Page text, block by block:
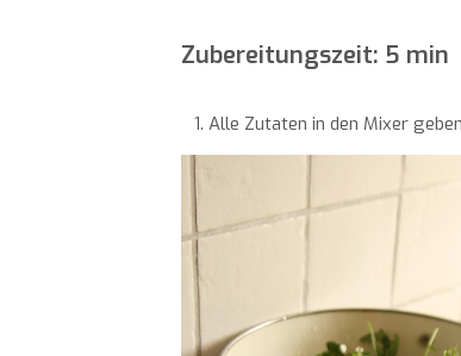
Zubereitungszeit: 5 min
Alle Zutaten in den Mixer